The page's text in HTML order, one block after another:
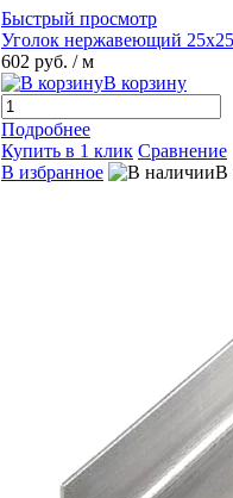
Быстрый просмотр
Уголок нержавеющий
602 руб. / м
В корзину
Подробнее
Купить в 1 клик Сравнение
В избранное
В